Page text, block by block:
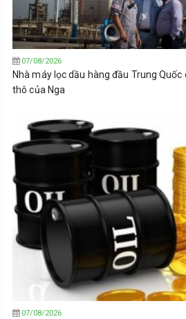
07/08/2026
Nhà máy lọc dầu hàng đầu Trung
thô của Nga
07/08/2026